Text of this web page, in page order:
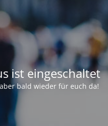
ist eingeschaltet
bald wieder für euch da!